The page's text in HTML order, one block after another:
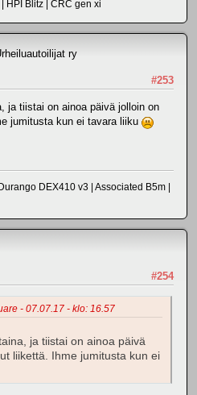
HPI Blitz | CRC gen xi
ry
#253
ja tiistai on ainoa päivä jolloin on
jumitusta kun ei tavara liiku
DEX410 v3 | Associated B5m |
#254
- 07.07.17 - klo: 16.57
ja tiistai on ainoa päivä
liikettä. Ihme jumitusta kun ei